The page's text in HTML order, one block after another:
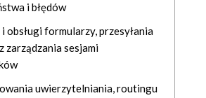
i błędów
obsługi formularzy, przesyłania
zarządzania sesjami
uwierzytelniania, routingu